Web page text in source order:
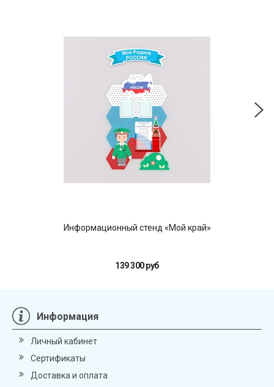
Информационный стенд «Мой край»
139 300 руб
Информация
Личный кабинет
Сертификаты
Доставка и оплата